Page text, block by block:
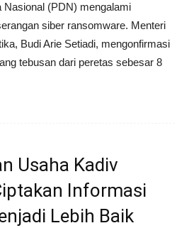
Nasional (PDN) mengalami
siber ransomware. Menteri
Budi Arie Setiadi, mengonfirmasi
tebusan dari peretas sebesar 8
Usaha Kadiv
Informasi
Lebih Baik